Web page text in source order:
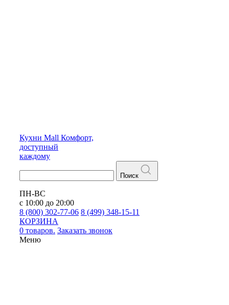
Кухни Mall Комфорт,
доступный
каждому
Поиск
ПН-ВС
с 10:00 до 20:00
8 (800) 302-77-06 8 (499) 348-15-11
КОРЗИНА
0 товаров. Заказать звонок
Меню